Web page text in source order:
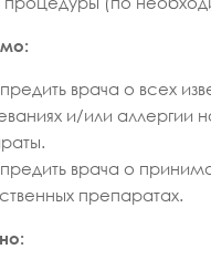
врача о всех
и/или аллергии
врача о
препаратах.